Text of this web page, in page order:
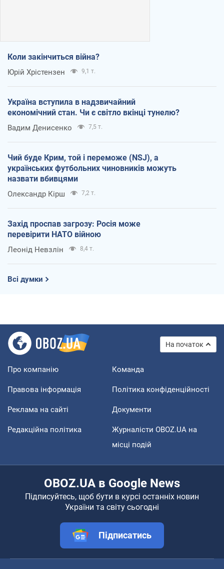
Коли закінчиться війна?
Юрій Хрістензен 9,1 т.
Україна вступила в надзвичайний
економічний стан. Чи є світло вкінці тунелю?
Вадим Денисенко 7,5 т.
Чий буде Крим, той і переможе (NSJ), а
українських футбольних чиновників можуть
назвати вбивцями
Олександр Кірш 7,2 т.
Захід проспав загрозу: Росія може
перевірити НАТО війною
Леонід Невзлін 8,4 т.
Всі думки
На початок
Про компанію Команда
Правова інформація Політика конфіденційності
Реклама на сайті Документи
Редакційна політика
Журналісти OBOZ.UA на
місці подій
OBOZ.UA в Google News
Підписуйтесь, щоб бути в курсі останніх новин
України та світу сьогодні
Підписатись